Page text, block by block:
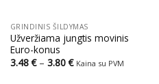
GRINDINIS ŠILDYMAS
Užveržiama jungtis movinis
Euro-konus
3.48€ – 3.80€Price
range:
Kaina su PVM